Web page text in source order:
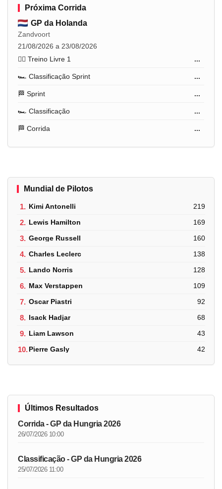
Próxima Corrida
GP da Holanda
Zandvoort
21/08/2026 a 23/08/2026
🏋️‍♂️ Treino Livre 1
...
🏎️ Classificação Sprint ...
🏁 Sprint ...
🏎️ Classificação ...
🏁 Corrida ...
Mundial de Pilotos
1. Kimi Antonelli 219
2. Lewis Hamilton 169
3. George Russell 160
4. Charles Leclerc 138
5. Lando Norris 128
6. Max Verstappen 109
7. Oscar Piastri 92
8. Isack Hadjar 68
9. Liam Lawson 43
10.Pierre Gasly 42
Últimos Resultados
Corrida - GP da Hungria 2026
26/07/2026 10:00
Classificação - GP da Hungria 2026
25/07/2026 11:00